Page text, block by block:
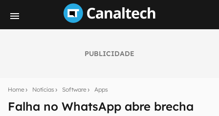
PUBLICIDADE
Home Notícias Software Apps
Falha no WhatsApp abre brecha
notícias e reviews sobre tecnologia em primeira
mão.